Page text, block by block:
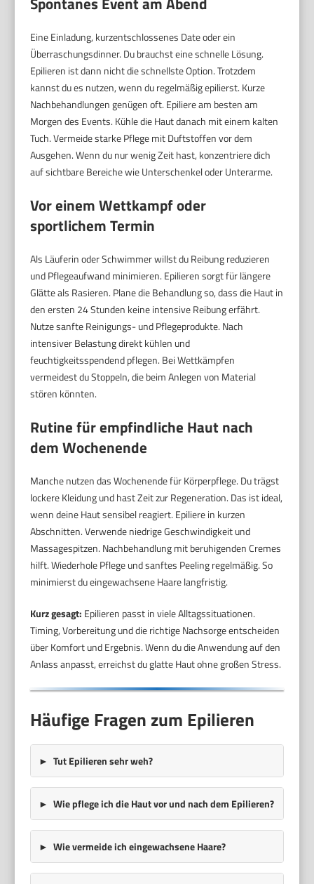
Eine Einladung, kurzentschlossenes Date oder ein
Überraschungsdinner. Du brauchst eine schnelle Lösung.
Epilieren ist dann nicht die schnellste Option. Trotzdem
kannst du es nutzen, wenn du regelmäßig epilierst. Kurze
Nachbehandlungen genügen oft. Epiliere am besten am
Morgen des Events. Kühle die Haut danach mit einem kalten
Tuch. Vermeide starke Pflege mit Duftstoffen vor dem
Ausgehen. Wenn du nur wenig Zeit hast, konzentriere dich
auf sichtbare Bereiche wie Unterschenkel oder Unterarme.
Vor einem Wettkampf oder
sportlichem Termin
Als Läuferin oder Schwimmer willst du Reibung reduzieren
und Pflegeaufwand minimieren. Epilieren sorgt für längere
Glätte als Rasieren. Plane die Behandlung so, dass die Haut in
den ersten 24 Stunden keine intensive Reibung erfährt.
Nutze sanfte Reinigungs- und Pflegeprodukte. Nach
intensiver Belastung direkt kühlen und
feuchtigkeitsspendend pflegen. Bei Wettkämpfen
vermeidest du Stoppeln, die beim Anlegen von Material
stören könnten.
Rutine für empfindliche Haut nach
dem Wochenende
Manche nutzen das Wochenende für Körperpflege. Du trägst
lockere Kleidung und hast Zeit zur Regeneration. Das ist ideal,
wenn deine Haut sensibel reagiert. Epiliere in kurzen
Abschnitten. Verwende niedrige Geschwindigkeit und
Massagespitzen. Nachbehandlung mit beruhigenden Cremes
hilft. Wiederhole Pflege und sanftes Peeling regelmäßig. So
minimierst du eingewachsene Haare langfristig.
Kurz gesagt: Epilieren passt in viele Alltagssituationen.
Timing, Vorbereitung und die richtige Nachsorge entscheiden
über Komfort und Ergebnis. Wenn du die Anwendung auf den
Anlass anpasst, erreichst du glatte Haut ohne großen Stress.
Häufige Fragen zum Epilieren
Tut Epilieren sehr weh?
Wie pflege ich die Haut vor und nach dem Epilieren?
Wie vermeide ich eingewachsene Haare?